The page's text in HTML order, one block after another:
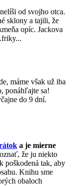
od svojho otca.
sklony a tajili, že
opíc. Jackova
máme však už iba
ponáhľajte sa!
do 9 dní.
a je mierne
že ju niekto
poškodená tak, aby
Knihu sme
obaloch